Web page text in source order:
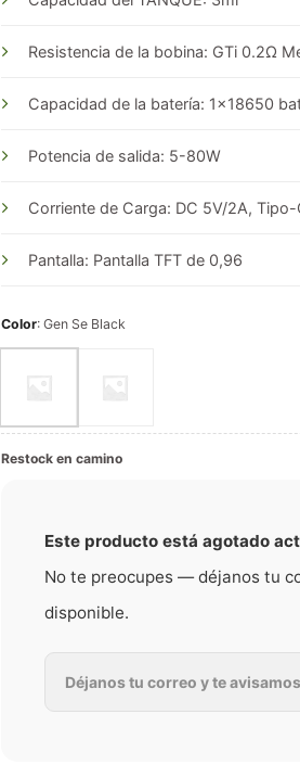
Resistencia de la bobina: GTi 0.2Ω
Capacidad de la batería: 1×18650
Potencia de salida: 5-80W
Corriente de Carga: DC 5V/2A, Tipo-
Pantalla: Pantalla TFT de 0,96
Color: Gen Se Black
Restock en camino
Este producto está agotado
No te preocupes — déjanos tu
disponible.